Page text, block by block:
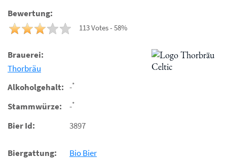
Bewertung:
113 Votes - 58%
Brauerei:
Thorbräu
Alkoholgehalt: -*
Stammwürze: -*
Bier Id: 3897
Biergattung:
Bio Bier